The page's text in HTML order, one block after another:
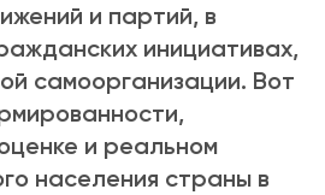
и партий, в
инициативах,
самоорганизации. Вот
и реальном
населения страны в